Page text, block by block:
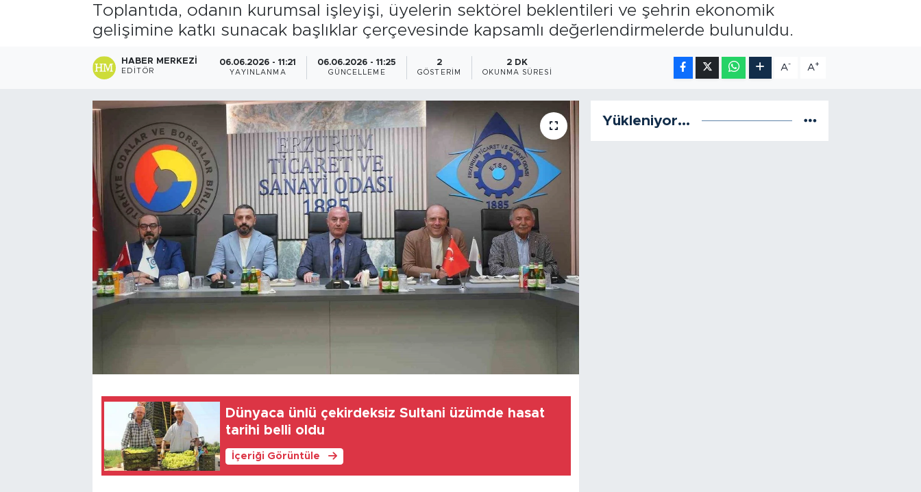
Toplantıda, odanın kurumsal işleyişi, üyelerin sektörel beklentileri ve şehrin ekonomik
gelişimine katkı sunacak başlıklar çerçevesinde kapsamlı değerlendirmelerde bulunuldu.
HABER MERKEZI
EDITÖR
06.06.2026 - 11:21
YAYINLANMA
06.06.2026 - 11:25
GÜNCELLEME
2
GÖSTERIM
2 DK
OKUNMA SÜRESI
A- A+
Dünyaca ünlü çekirdeksiz Sultani üzümde hasat
tarihi belli oldu
İçeriği Görüntüle
Yükleniyor...
Haber Arşivi